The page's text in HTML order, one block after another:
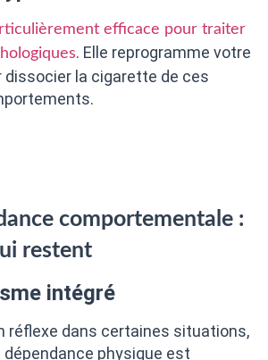
efficace pour traiter
. Elle reprogramme votre
la cigarette de ces
comportementale :
restent
intégré
réflexe dans certaines situations,
physique est